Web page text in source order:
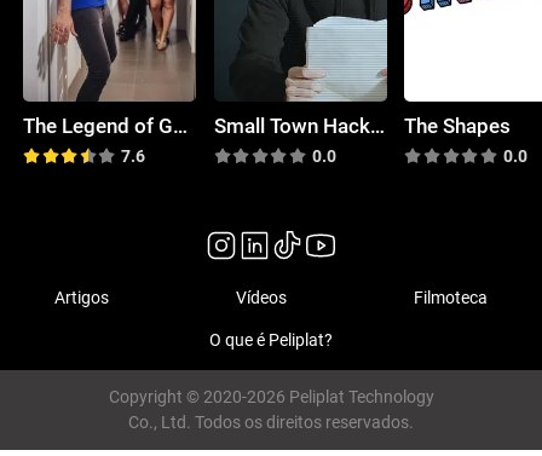
The Legend of Gavin Tanner
7.6
Small Town Hackers
0.0
The Shapes
0.0
Artigos Vídeos Filmoteca
O que é Peliplat?
Copyright © 2020-2026 Peliplat Technology
Co., Ltd. Todos os direitos reservados.